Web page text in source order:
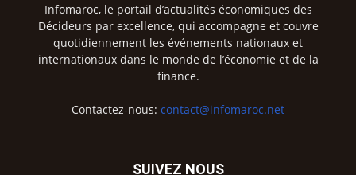
Infomaroc, le portail d’actualités économiques des
Décideurs par excellence, qui accompagne et couvre
quotidiennement les événements nationaux et
internationaux dans le monde de l’économie et de la
finance.
Contactez-nous: contact@infomaroc.net
SUIVEZ NOUS